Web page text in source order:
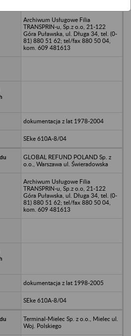
Archiwum Usługowe Filia
TRANSPRIN-u, Sp.z o.o, 21-122
Góra Puławska, ul. Długa 34, tel. (0-
81) 880 51 62; tel/fax 880 50 04,
kom. 609 481613
dokumentacja z lat 1978-2004
SEke 610A-8/04
GLOBAL REFUND POLAND Sp. z
o.o., Warszawa ul. Świeradowska
Archiwum Usługowe Filia
TRANSPRIN-u, Sp.z o.o, 21-122
Góra Puławska, ul. Długa 34, tel. (0-
81) 880 51 62; tel/fax 880 50 04,
kom. 609 481613
dokumentacja z lat 1998-2005
SEke 610A-8/04
Terminal-Mielec Sp. z o.o., Mielec ul.
Woj. Polskiego